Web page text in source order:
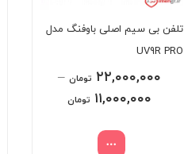
تلفن بی سیم اصلی باوفنگ مدل
UV9R PRO
۲۲,۰۰۰,۰۰۰ تومان –
۱۱,۰۰۰,۰۰۰ تومانPrice